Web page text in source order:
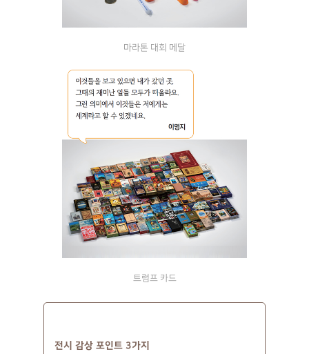
마라톤 대회 메달
트럼프 카드
전시 감상 포인트 3가지